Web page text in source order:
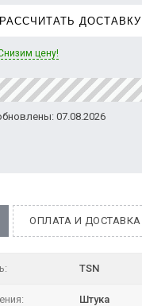
РАССЧИТАТЬ ДОСТАВКУ
цену!
07.08.2026
ОПЛАТА И ДОСТАВКА
TSN
Штука